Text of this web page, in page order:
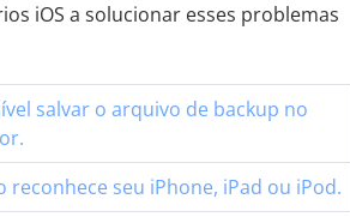
iOS a solucionar esses problemas
salvar o arquivo de backup no
reconhece seu iPhone, iPad ou iPod.